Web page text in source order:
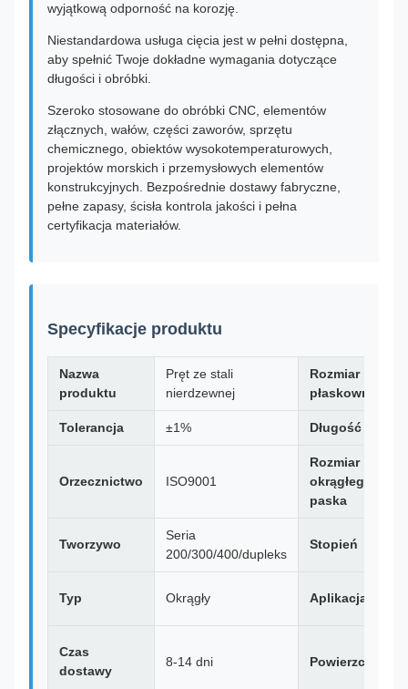
wyjątkową odporność na korozję.
Niestandardowa usługa cięcia jest w pełni dostępna,
aby spełnić Twoje dokładne wymagania dotyczące
długości i obróbki.
Szeroko stosowane do obróbki CNC, elementów
złącznych, wałów, części zaworów, sprzętu
chemicznego, obiektów wysokotemperaturowych,
projektów morskich i przemysłowych elementów
konstrukcyjnych. Bezpośrednie dostawy fabryczne,
pełne zapasy, ścisła kontrola jakości i pełna
certyfikacja materiałów.
Specyfikacje produktu
Nazwa
produktu
Pręt ze stali
nierdzewnej
Rozmiar
płaskownika
Tolerancja ±1% Długość
Orzecznictwo ISO9001
Rozmiar
okrągłego
paska
Tworzywo
Seria
200/300/400/dupleks
Stopień
Typ Okrągły Aplikacja
Czas
dostawy
8-14 dni Powierzchnia